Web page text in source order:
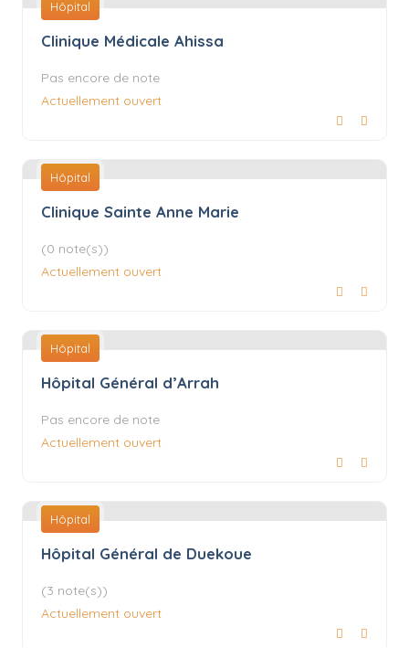
Hôpital
Clinique Médicale Ahissa
Pas encore de note
Actuellement ouvert
Hôpital
Clinique Sainte Anne Marie
(0 note(s))
Actuellement ouvert
Hôpital
Hôpital Général d’Arrah
Pas encore de note
Actuellement ouvert
Hôpital
Hôpital Général de Duekoue
(3 note(s))
Actuellement ouvert